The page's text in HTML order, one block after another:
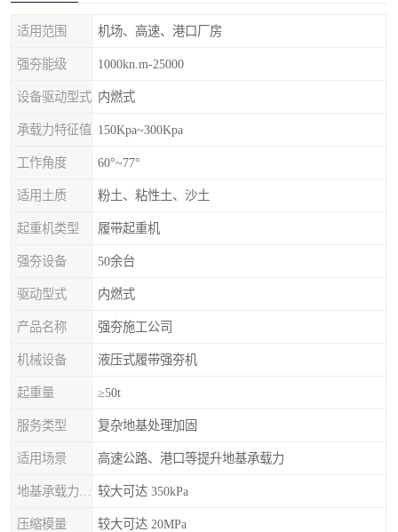
适用范围 机场、高速、港口厂房
强夯能级 1000kn.m-25000
设备驱动型式 内燃式
承载力特征值 150Kpa~300Kpa
工作角度 60°~77°
适用土质 粉土、粘性土、沙土
起重机类型 履带起重机
强夯设备 50余台
驱动型式 内燃式
产品名称 强夯施工公司
机械设备 液压式履带强夯机
起重量 ≥50t
服务类型 复杂地基处理加固
适用场景 高速公路、港口等提升地基承载力
较大可达 350kPa
压缩模量 较大可达 20MPa